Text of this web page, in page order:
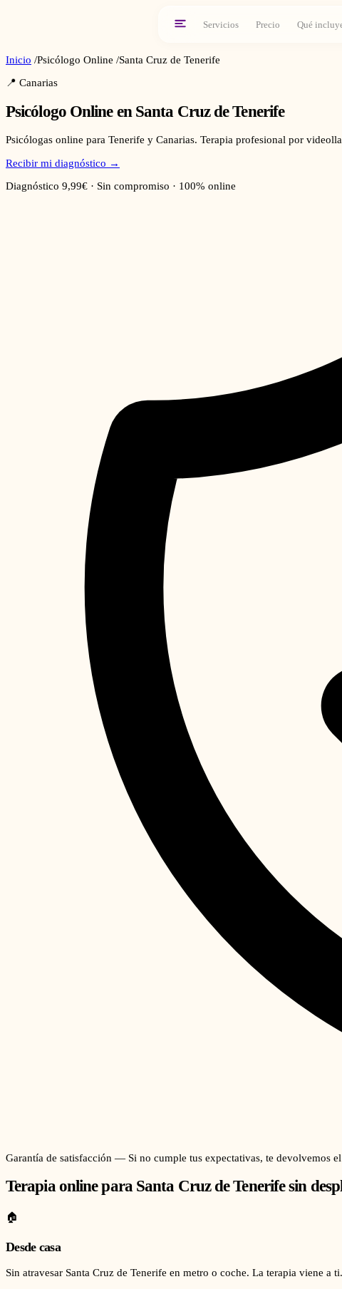
Servicios Precio Qué
Inicio /Psicólogo Online /Santa Cruz de Tenerife
📍 Canarias
Psicólogo Online en Santa Cruz de Tenerife
Psicólogas online para Tenerife y Canarias. Terapia profesional por
Recibir mi diagnóstico →
Diagnóstico 9,99€ · Sin compromiso · 100% online
Garantía de satisfacción — Si no cumple tus expectativas, te devolvemos
Terapia online para Santa Cruz de Tenerifesin
🏠
Desde casa
Sin atravesar Santa Cruz de Tenerife en metro o coche. La terapia viene a ti.